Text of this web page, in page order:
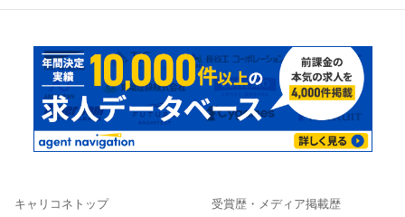
キャリコネトップ 受賞歴・メディア掲載歴